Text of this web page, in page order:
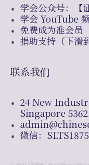
学会公众号：【
学会 YouTube
免费成为准会员
捐助支持（下滑
联系我们
24 New
Singapore
微信：SLTS1875